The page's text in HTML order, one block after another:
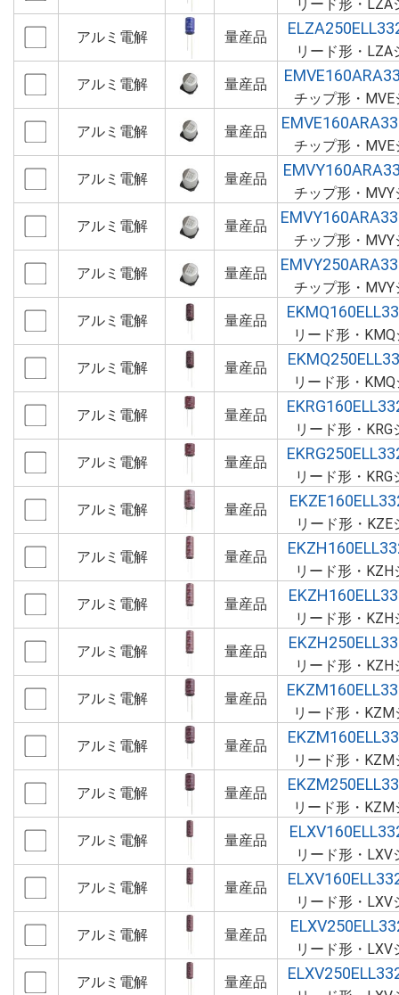
リード形・LZA
アルミ電解
量産品
リード形・LZA
アルミ電解
量産品
チップ形・MVE
アルミ電解
量産品
チップ形・MVE
アルミ電解
量産品
チップ形・MVY
アルミ電解
量産品
チップ形・MVY
アルミ電解
量産品
チップ形・MVY
アルミ電解
量産品
リード形・
アルミ電解
量産品
リード形・
アルミ電解
量産品
リード形・
アルミ電解
量産品
リード形・
アルミ電解
量産品
リード形・KZE
アルミ電解
量産品
リード形・KZH
アルミ電解
量産品
リード形・KZH
アルミ電解
量産品
リード形・KZH
アルミ電解
量産品
リード形・
アルミ電解
量産品
リード形・
アルミ電解
量産品
リード形・
アルミ電解
量産品
リード形・LXV
アルミ電解
量産品
リード形・LXV
アルミ電解
量産品
リード形・LXV
アルミ電解
量産品